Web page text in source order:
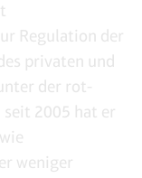
Regulation der
privaten und
der rot-
2005 hat er
weniger